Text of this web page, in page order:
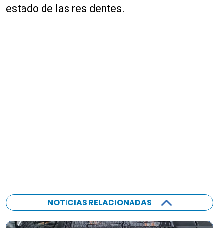
d
estado de las residentes.
NOTICIAS RELACIONADAS